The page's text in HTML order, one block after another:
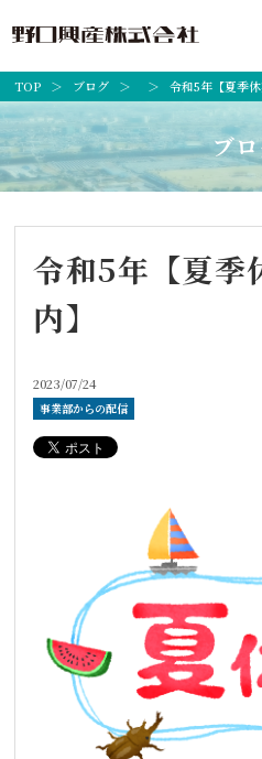
TOP ブログ 令和5年【夏季休
ブ
令和5年【夏季
内】
2023/07/24
事業部からの配信